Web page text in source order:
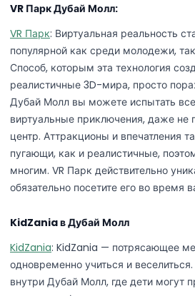
VR Парк Дубай Молл:
VR Парк: Виртуальная реальность
популярной как среди молодежи,
Способ, которым эта технология
реалистичные 3D-мира, просто
Дубай Молл вы можете испытать
виртуальные приключения, даже не
центр. Аттракционы и впечатления
пугающи, как и реалистичные,
многим. VR Парк действительно
обязательно посетите его во время
KidZania в Дубай Молл
KidZania: KidZania — потрясающее
одновременно учиться и
внутри Дубай Молл, где дети могут